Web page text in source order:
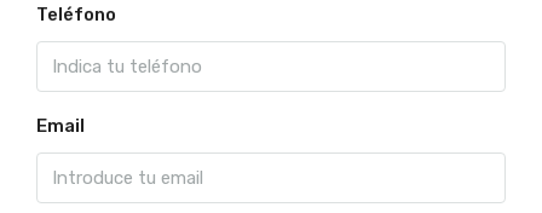
Teléfono
Email